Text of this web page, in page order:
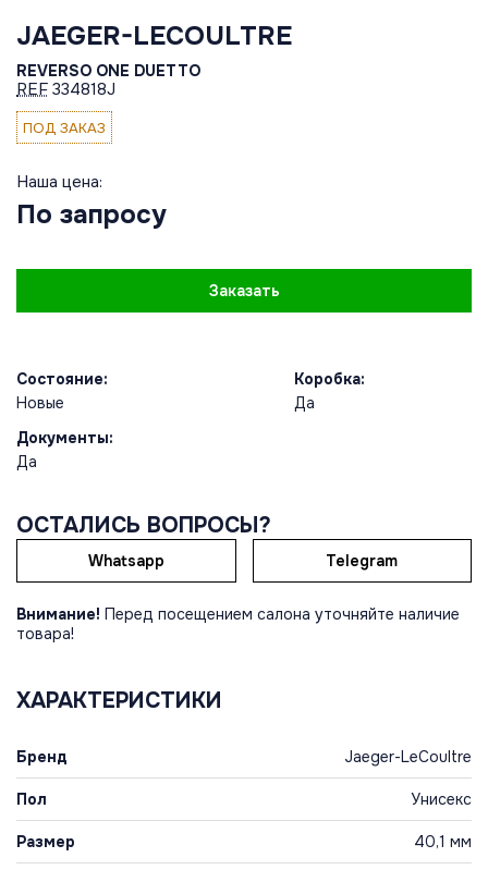
JAEGER-LECOULTRE
REVERSO ONE DUETTO
REF 334818J
ПОД ЗАКАЗ
Наша цена:
По запросу
Заказать
Состояние:
Новые
Коробка:
Да
Документы:
Да
ОСТАЛИСЬ ВОПРОСЫ?
Whatsapp Telegram
Внимание! Перед посещением салона уточняйте наличие
товара!
ХАРАКТЕРИСТИКИ
Бренд Jaeger-LeCoultre
Пол Унисекс
Размер 40,1 мм